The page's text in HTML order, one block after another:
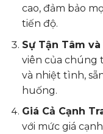
cao, đảm bảo
tiến độ.
Sự Tận Tâm
viên của chúng
và nhiệt tình,
huống.
Giá Cả Cạnh
với mức giá